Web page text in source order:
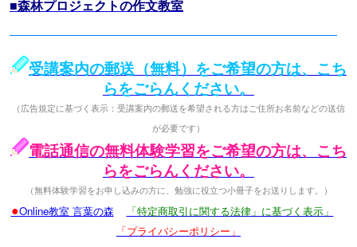
■森林プロジェクトの作文教室
受講案内の郵送（無料）をご希望の方は、こち
らをごらんください。
（広告規定に基づく表示：受講案内の郵送を希望される方はご住所お名前などの送信
が必要です）
電話通信の無料体験学習をご希望の方は、こち
らをごらんください。
（無料体験学習をお申し込みの方に、勉強に役立つ小冊子をお送りします。）
●Online教室 言葉の森
「特定商取引に関する法律」に基づく表示」
「プライバシーポリシー」